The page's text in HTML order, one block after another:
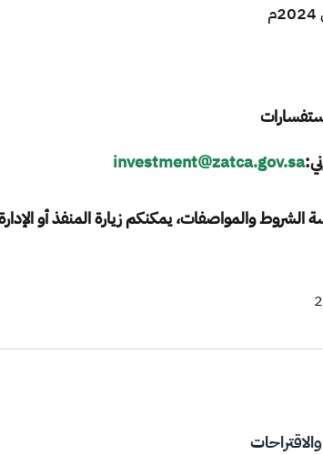
investment@zatca.gov.sa
الشروط والمواصفات، يمكنكم زيارة المنفذ أو